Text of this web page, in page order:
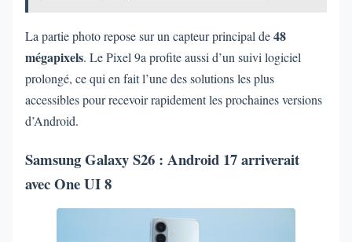
La partie photo repose sur un capteur principal de48
mégapixels. Le Pixel 9a profite aussi d’un suivi logiciel
prolongé, ce qui en fait l’une des solutions les plus
accessibles pour recevoir rapidement les prochaines versions
d’Android.
Samsung Galaxy S26 : Android 17 arriverait
avec One UI 8